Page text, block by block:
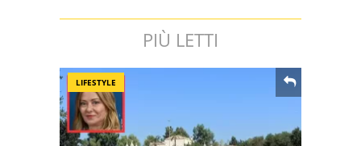
PIÙ LETTI
LIFESTYLE